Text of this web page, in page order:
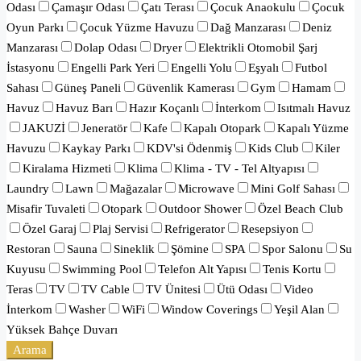
Odası
Çamaşır Odası Çatı Terası Çocuk Anaokulu
Çocuk
Oyun Parkı
Çocuk Yüzme Havuzu Dağ Manzarası
Deniz
Manzarası
Dolap Odası Dryer
Elektrikli Otomobil Şarj
İstasyonu
Engelli Park Yeri Engelli Yolu Eşyalı
Futbol
Sahası
Güneş Paneli Güvenlik Kamerası Gym
Hamam
Havuz
Havuz Barı Hazır Koçanlı İnterkom
Isıtmalı Havuz
JAKUZİ
Jeneratör Kafe Kapalı Otopark
Kapalı Yüzme
Havuzu
Kaykay Parkı KDV'si Ödenmiş Kids Club
Kiler
Kiralama Hizmeti
Klima
Klima - TV - Tel Altyapısı
Laundry
Lawn Mağazalar Microwave
Mini Golf Sahası
Misafir Tuvaleti
Otopark Outdoor Shower
Özel Beach Club
Özel Garaj
Plaj Servisi Refrigerator
Resepsiyon
Restoran
Sauna Sineklik Şömine SPA Spor Salonu
Su
Kuyusu
Swimming Pool Telefon Alt Yapısı
Tenis Kortu
Teras
TV TV Cable TV Ünitesi Ütü Odası
Video
İnterkom
Washer WiFi Window Coverings
Yeşil Alan
Yüksek Bahçe Duvarı
Arama